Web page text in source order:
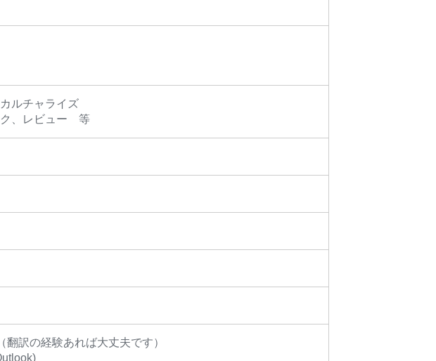
ルチャライズ
ク、レビュー 等
訳の経験あれば大丈夫です）